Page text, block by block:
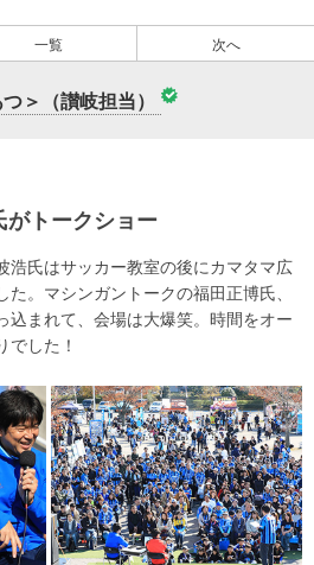
一覧 次へ
＞（讃岐担当）
トークショー
浩氏はサッカー教室の後にカマタマ広
。マシンガントークの福田正博氏、
込まれて、会場は大爆笑。時間をオー
でした！